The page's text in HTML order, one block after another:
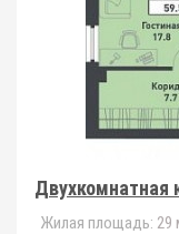
Двухкомнатная
Жилая площадь: 29